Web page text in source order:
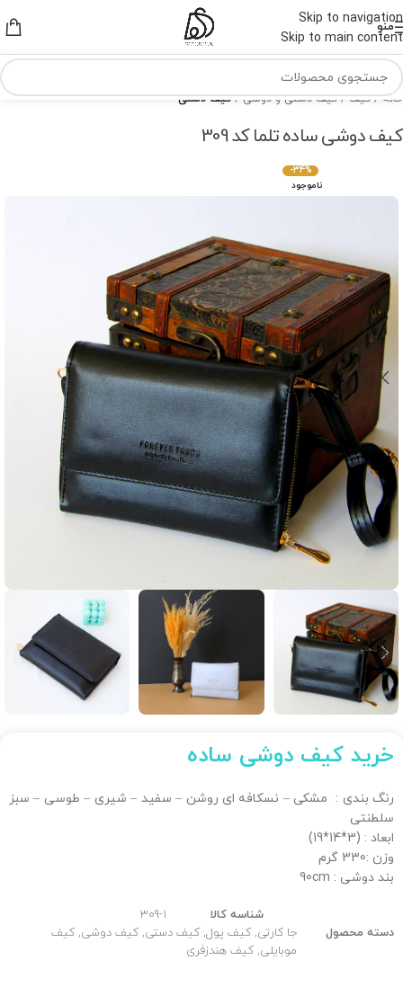
Skip to navigation
Skip to main content
منو
خانه کیف کیف دستی و دوشی کیف دستی
کیف دوشی ساده تلما کد 309
-34%
ناموجود
خرید کیف دوشی ساده
رنگ بندی : مشکی – نسکافه ای روشن – سفید – شیری – طوسی – سبز
سلطنتی
ابعاد : (3*14*19)
وزن :330 گرم
بند دوشی : 90cm
شناسه کالا
309-1
دسته محصول
جا کارتی, کیف پول, کیف دستی, کیف دوشی, کیف
موبایلی, کیف هندزفری